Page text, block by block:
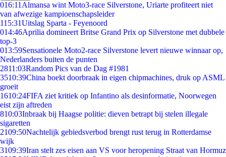
016:11 Almansa wint Moto3-race Silverstone, Uriarte profiteert niet
van afwezige kampioenschapsleider
115:31Uitslag Sparta - Feyenoord
014:46Aprilia domineert Britse Grand Prix op Silverstone met dubbele
top-3
013:59Sensationele Moto2-race Silverstone levert nieuwe winnaar op,
Nederlanders buiten de punten
2811:03Random Pics van de Dag #1981
3510:39China boekt doorbraak in eigen chipmachines, druk op ASML
groeit
1610:24FIFA ziet kritiek op Infantino als desinformatie, Noorwegen
eist zijn aftreden
810:03Inbraak bij Haagse politie: dieven betrapt bij stelen illegale
sigaretten
2109:50Nachtelijk gebiedsverbod brengt rust terug in Rotterdamse
wijk
3109:39Iran stelt zes eisen aan VS voor heropening Straat van Hormuz